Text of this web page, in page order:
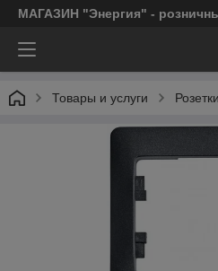
МАГАЗИН "Энергия" -
Товары и услуги